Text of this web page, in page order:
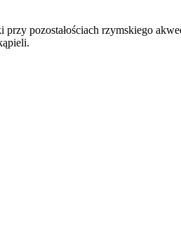
pozostałościach rzymskiego